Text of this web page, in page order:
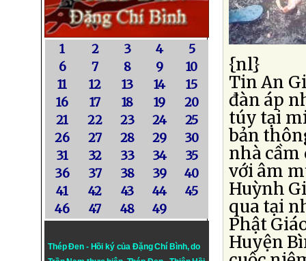
1 2 3 4
5
6
7 8 9
10
11
12 13 14
15
16
17 18 19
20
21
22 23 24
25
26
27 28 29
30
31
32 33 34
35
36
37 38 39
40
41
42 43 44
45
46
47 48 49
Thép Đen - Hồi ký của Đặng Chí Bình, do
{nl}
Tin An
đàn áp
túy tại
bản
nhà cầm
với âm
Huỳnh
qua tại
Phật
Huyện